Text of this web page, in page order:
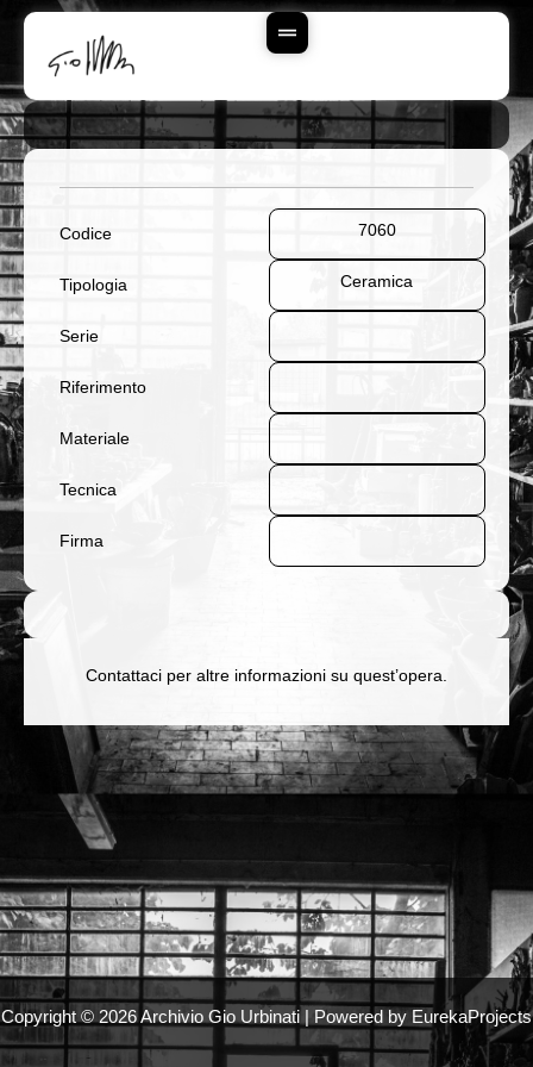
Contenuto
Codice 7060
Tipologia Ceramica
Serie
Riferimento
Materiale
Tecnica
Firma
Contattaci per altre informazioni su quest’opera.
Copyright © 2026 Archivio Gio Urbinati | Powered by EurekaProjects